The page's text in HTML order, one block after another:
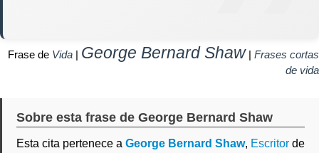
Frase de Vida | George Bernard Shaw| Frases cortas
de vida
Sobre esta frase de George Bernard Shaw
Esta cita pertenece a George Bernard Shaw, Escritor de